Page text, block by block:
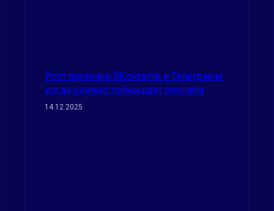
Рост органики ВКонтакте и Телеграмм:
когда контент побеждает реклама
14.12.2025